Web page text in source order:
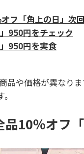
オフ「角上の日」次
950円をチェック
950円を実食
や価格が異なりま
品10％オフ